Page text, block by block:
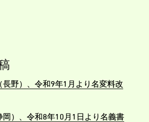
長野）、令和9年1月より名変料改
岡）、令和8年10月1日より名義書